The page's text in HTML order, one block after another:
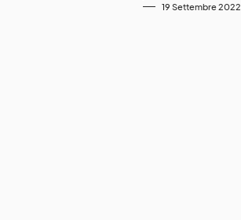
19 Settembre 2022